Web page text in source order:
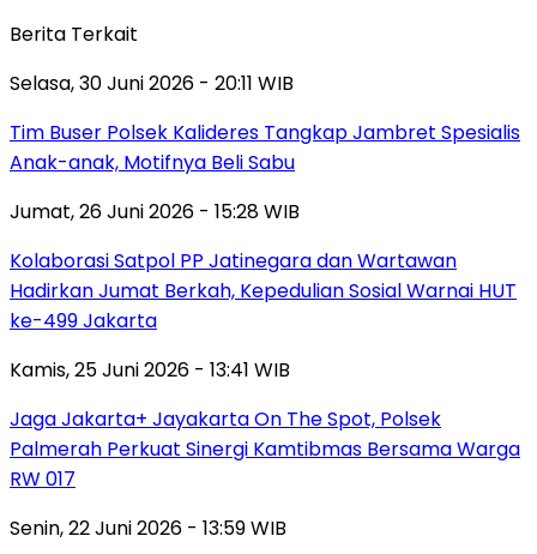
Berita Terkait
Selasa, 30 Juni 2026 - 20:11 WIB
Tim Buser Polsek Kalideres Tangkap Jambret Spesialis
Anak-anak, Motifnya Beli Sabu
Jumat, 26 Juni 2026 - 15:28 WIB
Kolaborasi Satpol PP Jatinegara dan Wartawan
Hadirkan Jumat Berkah, Kepedulian Sosial Warnai HUT
ke-499 Jakarta
Kamis, 25 Juni 2026 - 13:41 WIB
Jaga Jakarta+ Jayakarta On The Spot, Polsek
Palmerah Perkuat Sinergi Kamtibmas Bersama Warga
RW 017
Senin, 22 Juni 2026 - 13:59 WIB